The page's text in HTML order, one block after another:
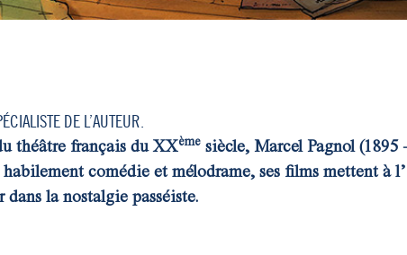
DE L’AUTEUR.
théâtre français du XXème siècle, Marcel Pagnol (1895
comédie et mélodrame, ses films mettent à
la nostalgie passéiste.